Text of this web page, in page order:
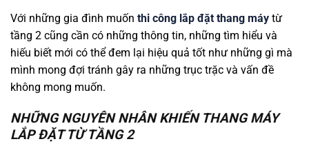
Với những gia đình muốn thi công lắp đặt thang máy từ
tầng 2 cũng cần có những thông tin, những tìm hiểu và
hiếu biết mới có thể đem lại hiệu quả tốt như những gì mà
mình mong đợi tránh gây ra những trục trặc và vấn đề
không mong muốn.
NHỮNG NGUYÊN NHÂN KHIẾN THANG MÁY
LẮP ĐẶT TỪ TẦNG 2